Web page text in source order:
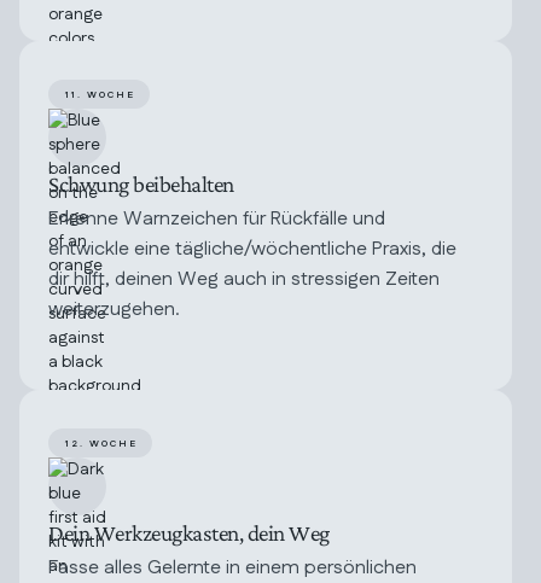
11. WOCHE
Schwung beibehalten
Erkenne Warnzeichen für Rückfälle und
entwickle eine tägliche/wöchentliche Praxis, die
dir hilft, deinen Weg auch in stressigen Zeiten
weiterzugehen.
12. WOCHE
Dein Werkzeugkasten, dein Weg
Fasse alles Gelernte in einem persönlichen